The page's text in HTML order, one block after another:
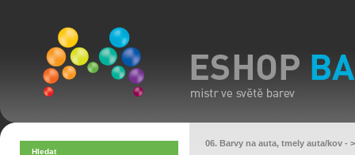
Hledat
06. Barvy na auta, tmely auta/kov -